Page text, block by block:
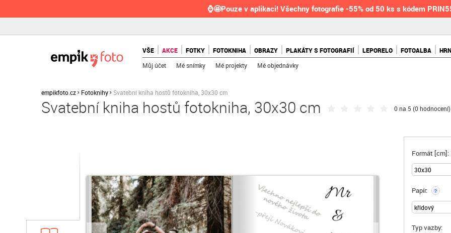
⌚🤩Pouze v aplikaci! Všechny fotografie -55% od 50 ks s kódem
VŠE AKCE FOTKY FOTOKNIHA OBRAZY PLAKÁTY S FOTOGRAFIÍ LEPORELO FOTOALBA
Můj účet Mé snímky Mé projekty Mé objednávky
empikfoto.cz Fotoknihy Svatební kniha hostů fotokniha, 30x30 cm
Svatební kniha hostů fotokniha, 30x30 cm 0 na 5 (0 hodnocení)
Formát [cm]:
Papír: ?
Typ vazby: